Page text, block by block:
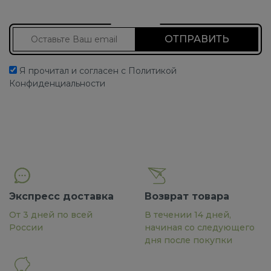
Я прочитал и согласен с Политикой
Конфиденциальности
Экспресс доставка
От 3 дней по всей
России
Возврат товара
В течении 14 дней,
начиная со следующего
дня после покупки